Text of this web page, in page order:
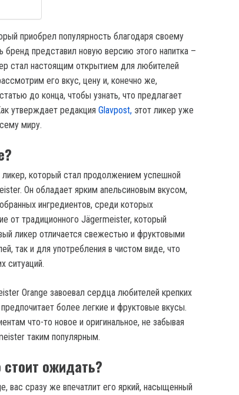
приобрел популярность благодаря своему
бренд представил новую версию этого напитка –
стал настоящим открытием для любителей
его вкус, цену и, конечно же,
до конца, чтобы узнать, что предлагает
утверждает редакция Glavpost, этот ликер уже
миру.
который стал продолжением успешной
Он обладает ярким апельсиновым вкусом,
ингредиентов, среди которых
от традиционного Jägermeister, который
ликер отличается свежестью и фруктовыми
так и для употребления в чистом виде, что
ситуаций.
Orange завоевал сердца любителей крепких
более легкие и фруктовые вкусы.
что-то новое и оригинальное, не забывая
таким популярным.
ожидать?
вас сразу же впечатлит его яркий, насыщенный